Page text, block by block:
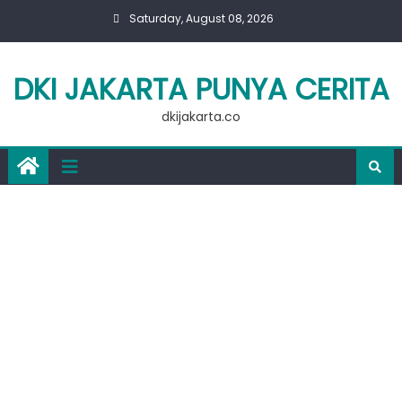
Saturday, August 08, 2026
DKI JAKARTA PUNYA CERITA
dkijakarta.co